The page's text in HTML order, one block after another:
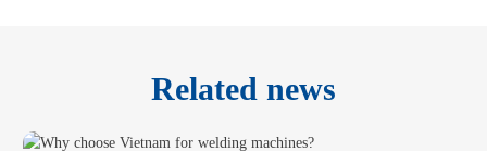
Related news